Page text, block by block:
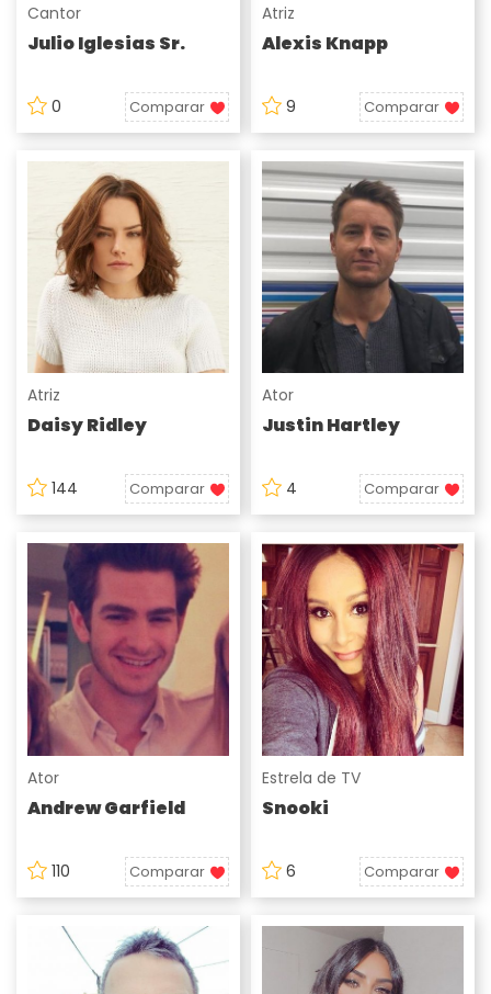
Cantor
Julio Iglesias Sr.
0 Comparar
Atriz
Alexis Knapp
9 Comparar
Atriz
Daisy Ridley
144 Comparar
Ator
Justin Hartley
4 Comparar
Ator
Andrew Garfield
110 Comparar
Estrela de TV
Snooki
6 Comparar